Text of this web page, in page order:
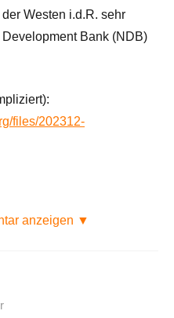
Westen i.d.R. sehr
Bank (NDB)
files/202312-
anzeigen ▼